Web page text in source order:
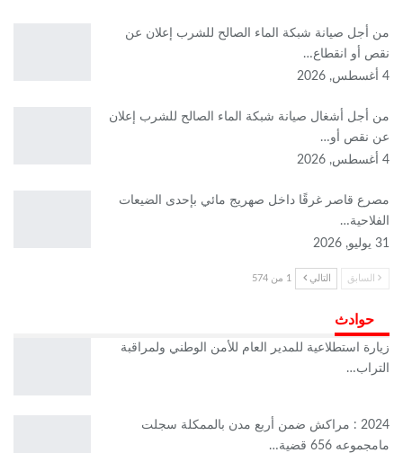
من أجل صيانة شبكة الماء الصالح للشرب إعلان عن
نقص أو انقطاع…
4 أغسطس, 2026
من أجل أشغال صيانة شبكة الماء الصالح للشرب إعلان
عن نقص أو…
4 أغسطس, 2026
مصرع قاصر غرقًا داخل صهريج مائي بإحدى الضيعات
الفلاحية…
31 يوليو, 2026
السابق التالي 1 من 574
حوادث
زيارة استطلاعية للمدير العام للأمن الوطني ولمراقبة
التراب…
2024 : مراكش ضمن أربع مدن بالممكلة سجلت
مامجموعه 656 قضية…